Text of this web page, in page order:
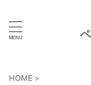
HOME >